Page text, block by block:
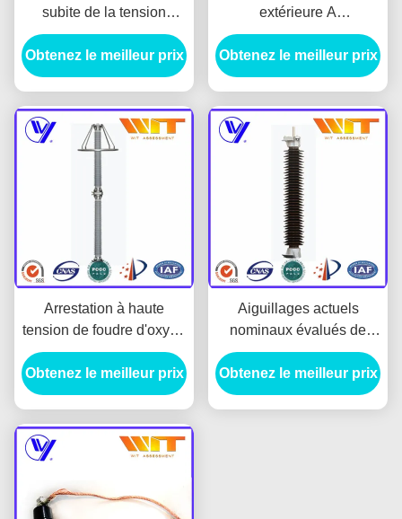
subite de la tension
500KV supérieure, type
parafoudre de sous-
station de porcelaine
Obtenez le meilleur prix
extérieure A
d'intercepteur de montée
subite d'oxyde du métal
444KV sans lacunes
Obtenez le meilleur prix
Arrestation à haute
tension de foudre d'oxyde
de métal de sous-station
d'équipement,
intercepteurs de montée
Obtenez le meilleur prix
Aiguillages actuels
nominaux évalués de
montée subite de
logement de la porcelaine
10KA de la tension
Obtenez le meilleur prix